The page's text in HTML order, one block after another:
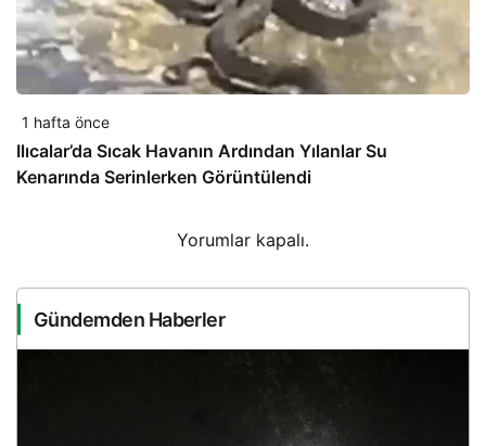
1 hafta önce
Ilıcalar’da Sıcak Havanın Ardından Yılanlar Su
Kenarında Serinlerken Görüntülendi
Yorumlar kapalı.
Gündemden Haberler